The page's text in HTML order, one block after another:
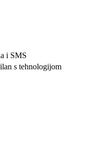
i SMS
s tehnologijom